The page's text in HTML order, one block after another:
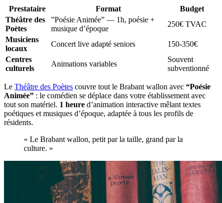
Prestataire Format
Budget
Théâtre des
Poètes
”Poésie Animée” — 1h, poésie +
musique d’époque
250€ TVAC
Musiciens
locaux
Concert live adapté seniors
150-350€
Centres
culturels
Animations variables
Souvent
subventionné
Le Théâtre des Poètes couvre tout le Brabant wallon avec “Poésie
Animée” : le comédien se déplace dans votre établissement avec
tout son matériel. 1 heure d’animation interactive mêlant textes
poétiques et musiques d’époque, adaptée à tous les profils de
résidents.
« Le Brabant wallon, petit par la taille, grand par la
culture. »